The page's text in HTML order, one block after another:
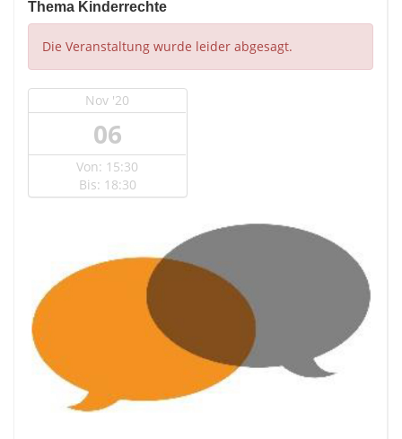
Thema Kinderrechte
Die Veranstaltung wurde leider abgesagt.
Nov '20
06
Von: 15:30
Bis: 18:30